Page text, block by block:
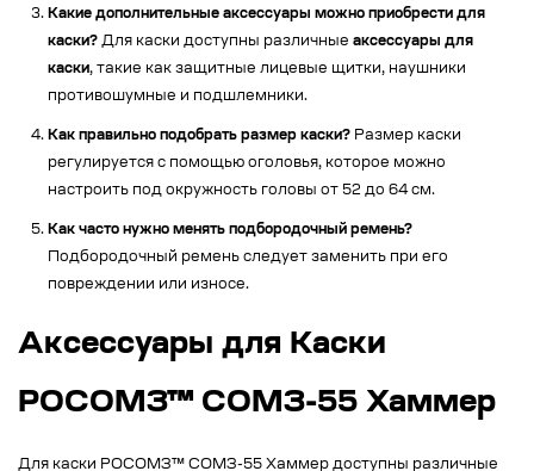
Какие дополнительные аксессуары можно приобрести для
каски? Для каски доступны различные аксессуары для
каски, такие как защитные лицевые щитки, наушники
противошумные и подшлемники.
Как правильно подобрать размер каски? Размер каски
регулируется с помощью оголовья, которое можно
настроить под окружность головы от 52 до 64 см.
Как часто нужно менять подбородочный ремень?
Подбородочный ремень следует заменить при его
повреждении или износе.
Аксессуары для Каски
РОСОМЗ™ СОМЗ-55 Хаммер
Для каски РОСОМЗ™ СОМЗ-55 Хаммер доступны различные